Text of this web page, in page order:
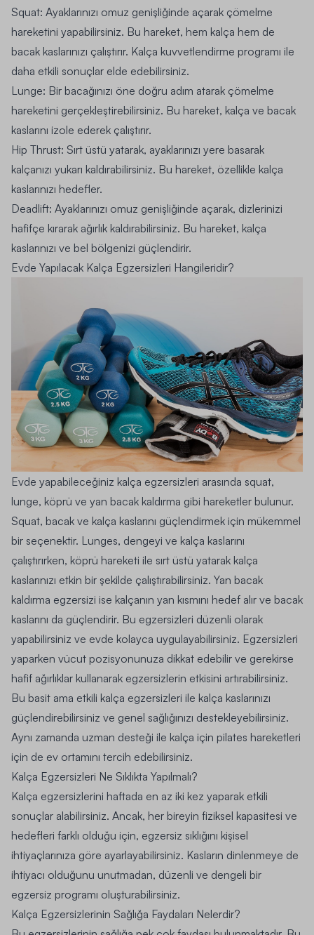
Squat: Ayaklarınızı omuz genişliğinde açarak çömelme
hareketini yapabilirsiniz. Bu hareket, hem kalça hem de
bacak kaslarınızı çalıştırır. Kalça kuvvetlendirme programı ile
daha etkili sonuçlar elde edebilirsiniz.
Lunge: Bir bacağınızı öne doğru adım atarak çömelme
hareketini gerçekleştirebilirsiniz. Bu hareket, kalça ve bacak
kaslarını izole ederek çalıştırır.
Hip Thrust: Sırt üstü yatarak, ayaklarınızı yere basarak
kalçanızı yukarı kaldırabilirsiniz. Bu hareket, özellikle kalça
kaslarınızı hedefler.
Deadlift: Ayaklarınızı omuz genişliğinde açarak, dizlerinizi
hafifçe kırarak ağırlık kaldırabilirsiniz. Bu hareket, kalça
kaslarınızı ve bel bölgenizi güçlendirir.
Evde Yapılacak Kalça Egzersizleri Hangileridir?
Evde yapabileceğiniz kalça egzersizleri arasında squat,
lunge, köprü ve yan bacak kaldırma gibi hareketler bulunur.
Squat, bacak ve kalça kaslarını güçlendirmek için mükemmel
bir seçenektir. Lunges, dengeyi ve kalça kaslarını
çalıştırırken, köprü hareketi ile sırt üstü yatarak kalça
kaslarınızı etkin bir şekilde çalıştırabilirsiniz. Yan bacak
kaldırma egzersizi ise kalçanın yan kısmını hedef alır ve bacak
kaslarını da güçlendirir. Bu egzersizleri düzenli olarak
yapabilirsiniz ve evde kolayca uygulayabilirsiniz. Egzersizleri
yaparken vücut pozisyonunuza dikkat edebilir ve gerekirse
hafif ağırlıklar kullanarak egzersizlerin etkisini artırabilirsiniz.
Bu basit ama etkili kalça egzersizleri ile kalça kaslarınızı
güçlendirebilirsiniz ve genel sağlığınızı destekleyebilirsiniz.
Aynı zamanda uzman desteği ile kalça için pilates hareketleri
için de ev ortamını tercih edebilirsiniz.
Kalça Egzersizleri Ne Sıklıkta Yapılmalı?
Kalça egzersizlerini haftada en az iki kez yaparak etkili
sonuçlar alabilirsiniz. Ancak, her bireyin fiziksel kapasitesi ve
hedefleri farklı olduğu için, egzersiz sıklığını kişisel
ihtiyaçlarınıza göre ayarlayabilirsiniz. Kasların dinlenmeye de
ihtiyacı olduğunu unutmadan, düzenli ve dengeli bir
egzersiz programı oluşturabilirsiniz.
Kalça Egzersizlerinin Sağlığa Faydaları Nelerdir?